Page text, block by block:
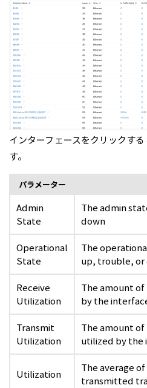
インターフェースをクリックす
す。
パラメーター
Admin
State
The admin
down
Operational
State
The
up, trouble, or
Receive
Utilization
The amount
by the
Transmit
Utilization
The amount
utilized by the
Utilization
The average
transmitted